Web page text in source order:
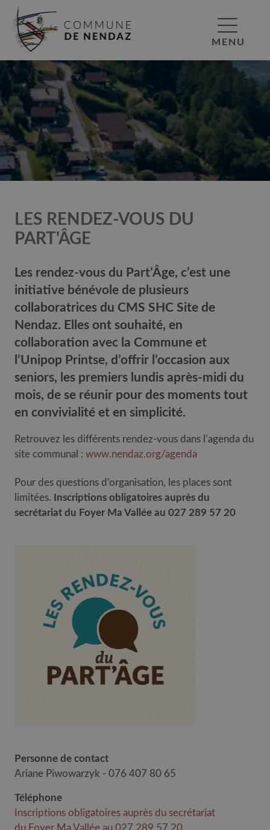
MENU
LES RENDEZ-VOUS DU
PART'ÂGE
Les rendez-vous du Part’Âge, c’est une
initiative bénévole de plusieurs
collaboratrices du CMS SHC Site de
Nendaz. Elles ont souhaité, en
collaboration avec la Commune et
l’Unipop Printse, d’offrir l’occasion aux
seniors, les premiers lundis après-midi du
mois, de se réunir pour des moments tout
en convivialité et en simplicité.
Retrouvez les différents rendez-vous dans l’agenda du
site communal :www.nendaz.org/agenda
Pour des questions d’organisation, les places sont
limitées.
Inscriptions obligatoires auprès du
secrétariat du Foyer Ma Vallée au 027 289 57 20
Personne de contact
Ariane Piwowarzyk - 076 407 80 65
Téléphone
Inscriptions obligatoires auprès du secrétariat
du Foyer Ma Vallée au 027 289 57 20